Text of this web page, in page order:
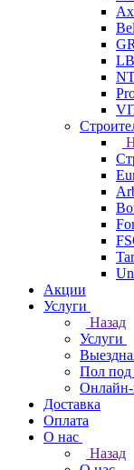
Акции
Услуги
Назад
Услуги
Пол
Онлайн-
Доставка
Оплата
О нас
Назад